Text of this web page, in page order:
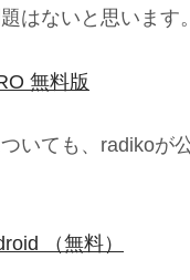
はないと思います。
無料版
いても、radikoが
（無料）